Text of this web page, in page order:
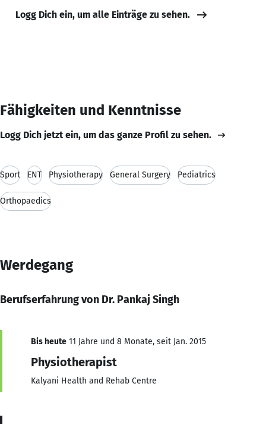
Logg Dich ein, um alle Einträge zu sehen.
Fähigkeiten und Kenntnisse
Logg Dich jetzt ein, um das ganze Profil zu sehen.
Sport ENT Physiotherapy General Surgery Pediatrics
Orthopaedics
Werdegang
Berufserfahrung von Dr. Pankaj Singh
Bis heute 11 Jahre und 8 Monate, seit Jan. 2015
Physiotherapist
Kalyani Health and Rehab Centre